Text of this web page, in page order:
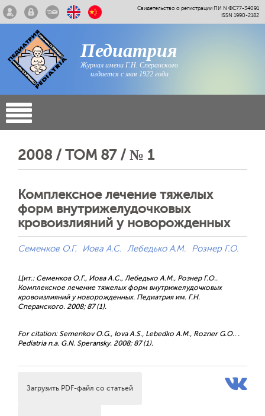
Свидетельство о регистрации ПИ N ФС77-34091
ISSN 1990-2182
Педиатрия
Журнал имени Г.Н. Сперанского
издается с мая 1922 года
2008 / ТОМ 87 / № 1
Комплексное лечение тяжелых
форм внутрижелудочковых
кровоизлияний у новорожденных
Семенков О.Г. Иова А.С. Лебедько А.М. Рознер Г.О.
Цит.: Семенков О.Г., Иова А.С., Лебедько А.М., Рознер Г.О..
Комплексное лечение тяжелых форм внутрижелудочковых
кровоизлияний у новорожденных. Педиатрия им. Г.Н.
Сперанского. 2008; 87 (1).
For citation: Semenkov O.G., Iova A.S., Lebedko A.M., Rozner G.O.. .
Pediatria n.a. G.N. Speransky. 2008; 87 (1).
Загрузить PDF-файл со статьей